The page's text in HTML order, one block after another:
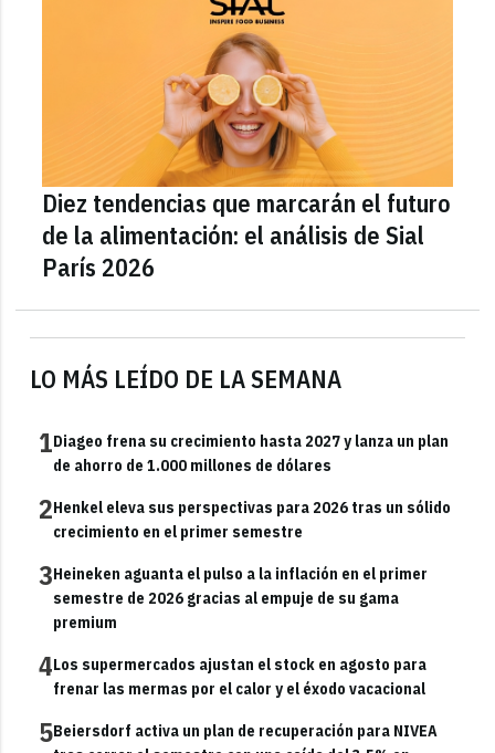
LO MÁS LEÍDO DE LA SEMANA
1Diageo frena su crecimiento hasta 2027 y lanza un plan
de ahorro de 1.000 millones de dólares
2Henkel eleva sus perspectivas para 2026 tras un sólido
crecimiento en el primer semestre
3Heineken aguanta el pulso a la inflación en el primer
semestre de 2026 gracias al empuje de su gama
premium
4Los supermercados ajustan el stock en agosto para
frenar las mermas por el calor y el éxodo vacacional
5Beiersdorf activa un plan de recuperación para NIVEA
Diez tendencias que marcarán el futuro
de la alimentación: el análisis de Sial
París 2026